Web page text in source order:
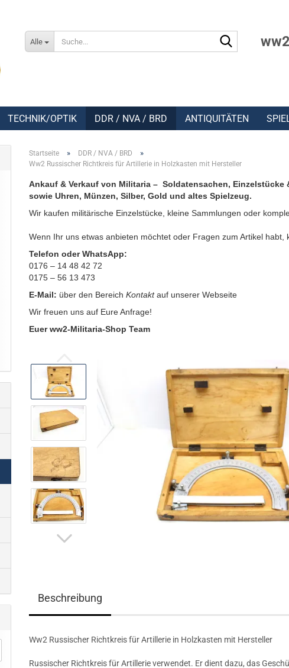
Alle
TECHNIK/OPTIK DDR / NVA / BRD ANTIQUITÄTEN
Startseite » DDR / NVA / BRD »
Ww2 Russischer Richtkreis für Artillerie in Holzkasten mit Hersteller
Ankauf & Verkauf von Militaria – Soldatensachen, Einzelstücke
sowie Uhren, Münzen, Silber, Gold und altes Spielzeug.
Wir kaufen militärische Einzelstücke, kleine Sammlungen oder
Wenn Ihr uns etwas anbieten möchtet oder Fragen zum Artikel habt,
Telefon oder WhatsApp:
0176 – 14 48 42 72
0175 – 56 13 473
E-Mail: über den Bereich Kontakt auf unserer Webseite
Wir freuen uns auf Eure Anfrage!
Euer ww2-Militaria-Shop Team
Beschreibung
Ww2 Russischer Richtkreis für Artillerie in Holzkasten mit Hersteller
Russischer Richtkreis für Artillerie verwendet. Er dient dazu, das